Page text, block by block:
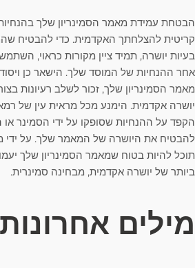
הבטחת עמידת מאמר הסמינריון שלך
קריטית להצלחתך האקדמית. כדי להבטיח
בעיות יושרה, תמיד ציין מקורות כראוי,
אחר ההנחיות של המוסד שלך. הישאר כן
מאמר הסמינריון שלך, זכור לשלב רעיונות
יושרה אקדמית. הימנע מכל מראית עין של
הקפד על ההנחיות שסופקו על ידי הסמינר
להבטיח את היושרה של המאמר שלך. על ידי
תוכל להיות בטוח שמאמר הסמינריון שלך
ביותר של יושרה אקדמית, מבחינה סמינרית.
מילים אחרונות